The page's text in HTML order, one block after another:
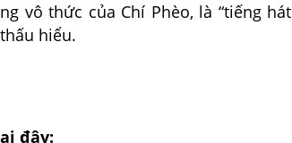
vô thức của Chí Phèo, là “tiếng hát
hiểu.
đây: